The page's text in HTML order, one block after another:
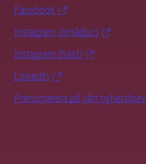
Facebook
Instagram (smådjur)
Instagram (häst)
LinkedIn
Prenumerera på vårt nyhetsbrev